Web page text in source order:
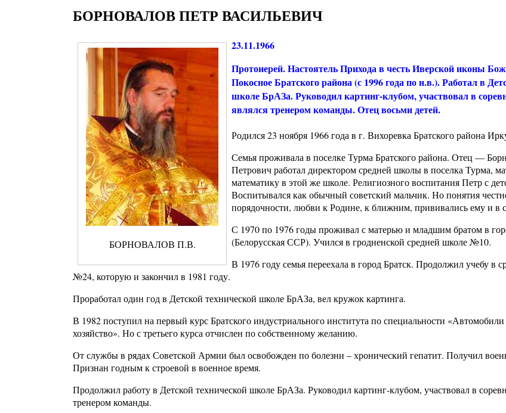
БОРНОВАЛОВ ПЕТР ВАСИЛЬЕВИЧ
БОРНОВАЛОВ П.В.
23.11.1966
Протоиерей. Настоятель Прихода в честь Иверской иконы
Покосное Братского района (с 1996 года по н.в.). Работал в
школе БрАЗа. Руководил картинг-клубом, участвовал в
являлся тренером команды. Отец восьми детей.
Родился 23 ноября 1966 года в г. Вихоревка Братского района
Семья проживала в поселке Турма Братского района. Отец —
Петрович работал директором средней школы в поселка Турма,
математику в этой же школе. Религиозного воспитания Петр с
Воспитывался как обычный советский мальчик. Но понятия
порядочности, любви к Родине, к ближним, прививались ему и в
С 1970 по 1976 годы проживал с матерью и младшим братом в
(Белорусская ССР). Учился в гродненской средней школе №10.
В 1976 году семья переехала в город Братск. Продолжил учебу в
№24, которую и закончил в 1981 году.
Проработал один год в Детской технической школе БрАЗа, вел кружок картинга.
В 1982 поступил на первый курс Братского индустриального института по специальности
хозяйство». Но с третьего курса отчислен по собственному желанию.
От службы в рядах Советской Армии был освобожден по болезни – хронический гепатит. Получил
Признан годным к строевой в военное время.
Продолжил работу в Детской технической школе БрАЗа. Руководил картинг-клубом, участвовал в
тренером команды.